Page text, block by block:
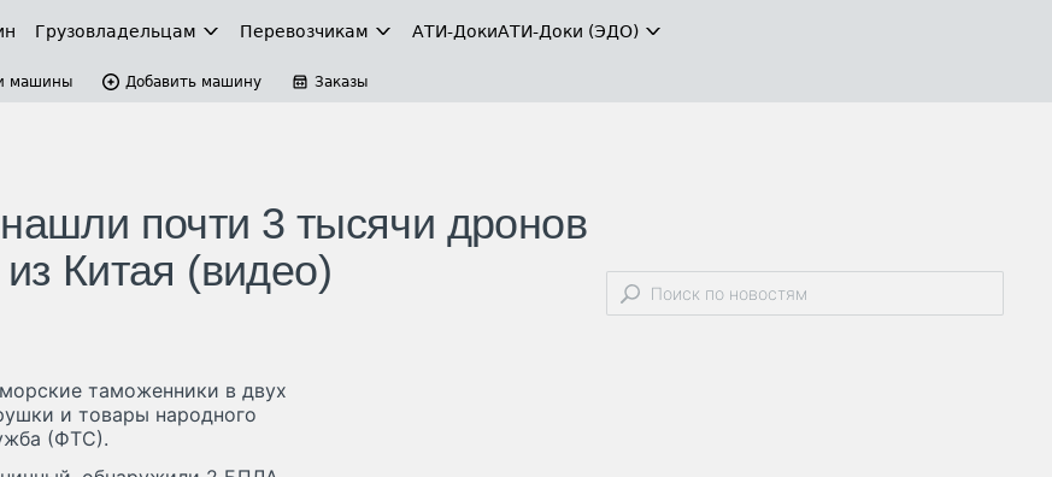
Грузовладельцам Перевозчикам АТИ-ДокиАТИ-Доки (ЭДО)
машины Добавить машину Заказы
почти 3 тысячи дронов
Китая (видео)
таможенники в двух
и товары народного
(ФТС).